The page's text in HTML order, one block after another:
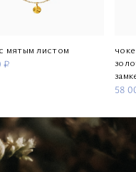
мятым листом
₽
58